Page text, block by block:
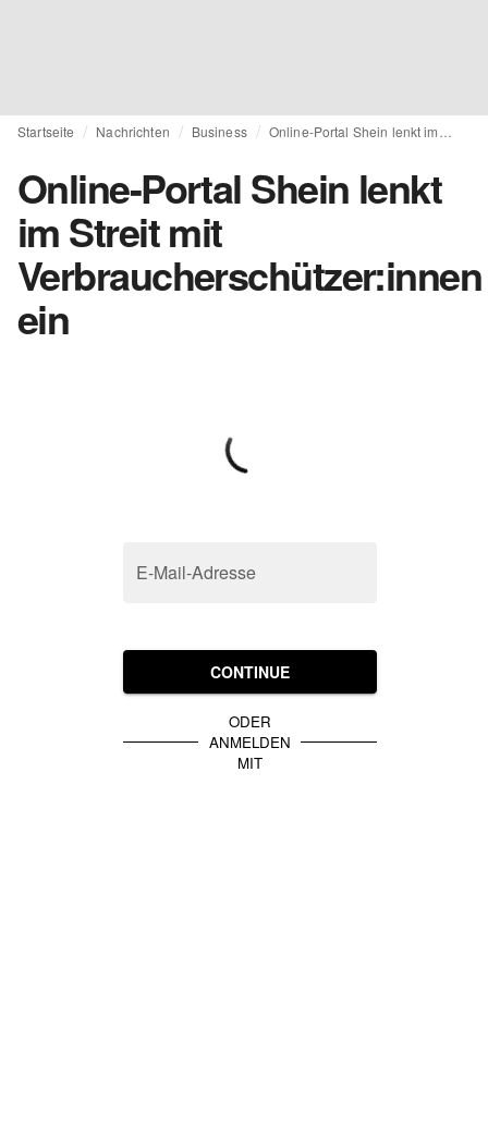
Startseite Nachrichten Business
Online-Portal Shein lenkt
im Streit mit
Verbraucherschützer:innen
ein
E-Mail-Adresse
CONTINUE
ODER
ANMELDEN
MIT